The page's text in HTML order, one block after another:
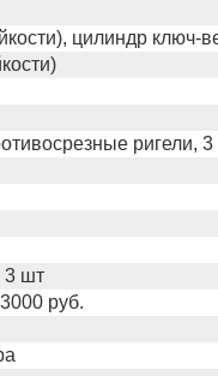
цилиндр ключ-
ригели,
3 шт
руб.